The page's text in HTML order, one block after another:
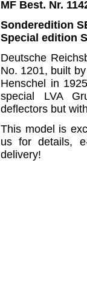
MF Best. Nr.
Sonderedition
Special edition
Deutsche
No. 1201, built
Henschel in
special LVA
deflectors but
This model is
us for details,
delivery!